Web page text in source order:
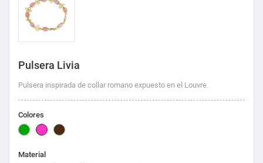
Pulsera Livia
Pulsera inspirada de collar romano expuesto en el Louvre.
Colores
VerdeRosa Marrón
Material